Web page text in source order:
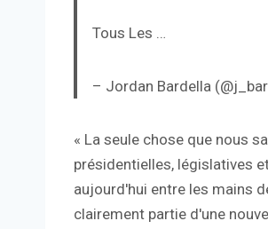
Tous Les …
– Jordan Bardella
« La seule chose que nous
présidentielles, législatives
aujourd'hui entre les mains
clairement partie d'une